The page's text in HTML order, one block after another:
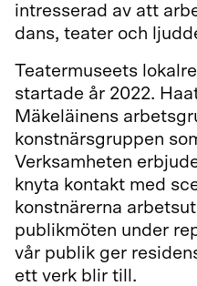
intresserad av att
dans, teater och
Teatermuseets
startade år 2022.
Mäkeläinens
konstnärsgruppen
Verksamheten
knyta kontakt med
konstnärerna
publikmöten under
vår publik ger
ett verk blir till.